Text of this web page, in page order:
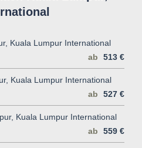
Kuala Lumpur International
ab
513 €
Kuala Lumpur International
ab
527 €
Kuala Lumpur International
ab
559 €